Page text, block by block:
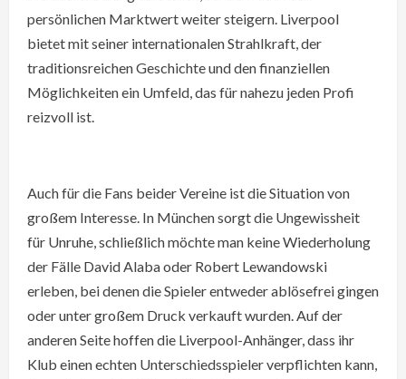
persönlichen Marktwert weiter steigern. Liverpool
bietet mit seiner internationalen Strahlkraft, der
traditionsreichen Geschichte und den finanziellen
Möglichkeiten ein Umfeld, das für nahezu jeden Profi
reizvoll ist.
Auch für die Fans beider Vereine ist die Situation von
großem Interesse. In München sorgt die Ungewissheit
für Unruhe, schließlich möchte man keine Wiederholung
der Fälle David Alaba oder Robert Lewandowski
erleben, bei denen die Spieler entweder ablösefrei gingen
oder unter großem Druck verkauft wurden. Auf der
anderen Seite hoffen die Liverpool-Anhänger, dass ihr
Klub einen echten Unterschiedsspieler verpflichten kann,